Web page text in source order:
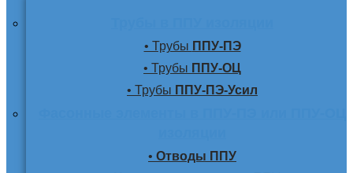
• Трубы ППУ-ПЭ
• Трубы ППУ-ОЦ
• Трубы ППУ-ПЭ-Усил
• Отводы ППУ